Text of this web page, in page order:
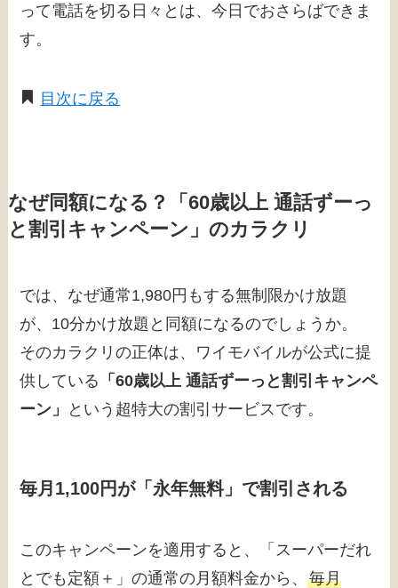
って電話を切る日々とは、今日でおさらばできま
す。
目次に戻る
なぜ同額になる？「60歳以上 通話ずーっ
と割引キャンペーン」のカラクリ
では、なぜ通常1,980円もする無制限かけ放題
が、10分かけ放題と同額になるのでしょうか。
そのカラクリの正体は、ワイモバイルが公式に提
供している 「60歳以上 通話ずーっと割引キャンペ
ーン」
という超特大の割引サービスです。
毎月1,100円が「永年無料」で割引される
このキャンペーンを適用すると、「スーパーだれ
とでも定額＋」の通常の月額料金から、毎月